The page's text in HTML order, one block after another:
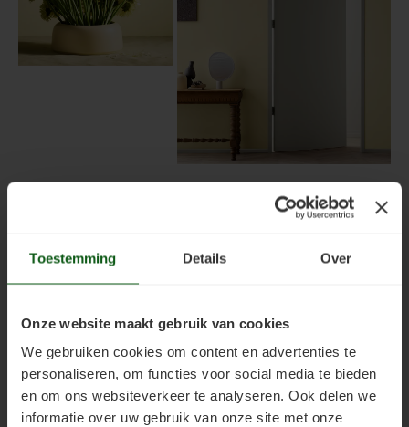
Toestemming Details Over
Onze website maakt gebruik van cookies
We gebruiken cookies om content en advertenties te
personaliseren, om functies voor social media te bieden
en om ons websiteverkeer te analyseren. Ook delen we
informatie over uw gebruik van onze site met onze